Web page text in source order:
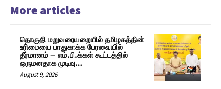
More articles
தொகுதி மறுவரையறையில் தமிழகத்தின்
உரிமையை பாதுகாக்க பேரவையில்
தீர்மானம் – எம்.பி.க்கள் கூட்டத்தில்
ஒருமனதாக முடிவு…
August 9, 2026